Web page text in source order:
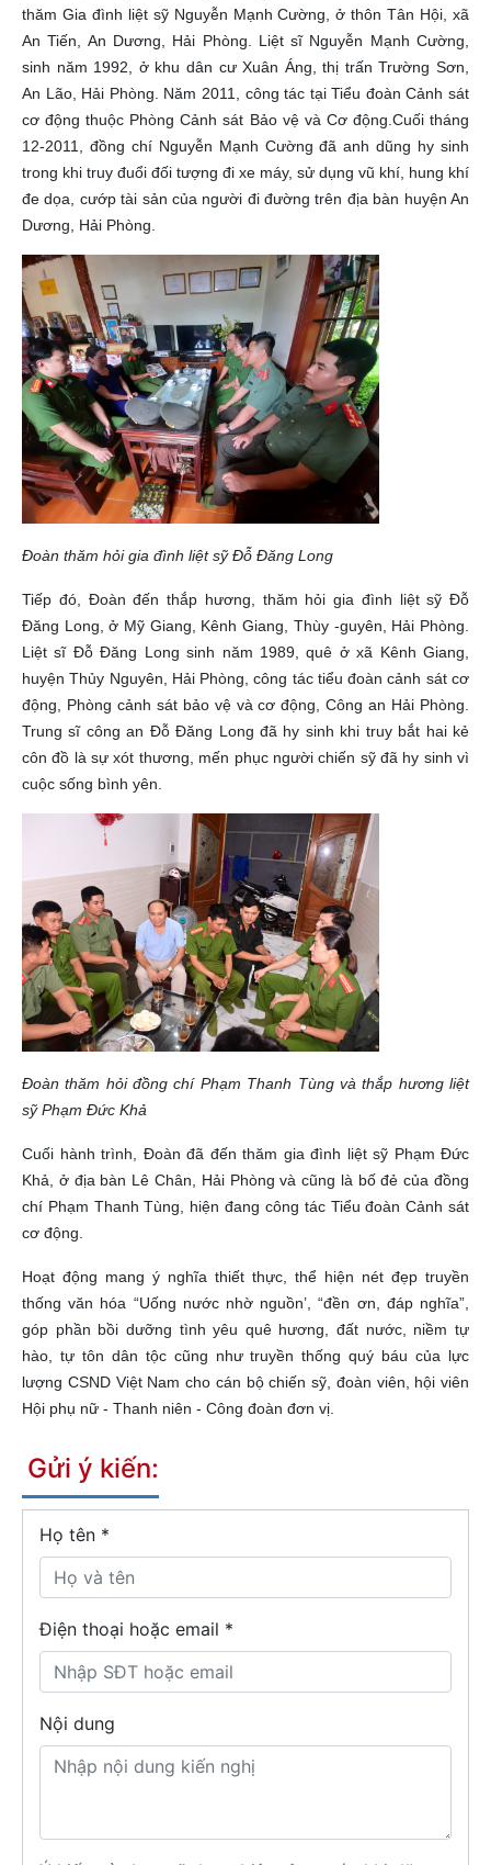
thăm Gia đình liệt sỹ Nguyễn Mạnh Cường, ở thôn Tân Hội, xã
An Tiến, An Dương, Hải Phòng. Liệt sĩ Nguyễn Mạnh Cường,
sinh năm 1992, ở khu dân cư Xuân Áng, thị trấn Trường Sơn,
An Lão, Hải Phòng. Năm 2011, công tác tại Tiểu đoàn Cảnh sát
cơ động thuộc Phòng Cảnh sát Bảo vệ và Cơ động.Cuối tháng
12-2011, đồng chí Nguyễn Mạnh Cường đã anh dũng hy sinh
trong khi truy đuổi đối tượng đi xe máy, sử dụng vũ khí, hung khí
đe dọa, cướp tài sản của người đi đường trên địa bàn huyện An
Dương, Hải Phòng.
Đoàn thăm hỏi gia đình liệt sỹ Đỗ Đăng Long
Tiếp đó, Đoàn đến thắp hương, thăm hỏi gia đình liệt sỹ Đỗ
Đăng Long, ở Mỹ Giang, Kênh Giang, Thùy -guyên, Hải Phòng.
Liệt sĩ Đỗ Đăng Long sinh năm 1989, quê ở xã Kênh Giang,
huyện Thủy Nguyên, Hải Phòng, công tác tiểu đoàn cảnh sát cơ
động, Phòng cảnh sát bảo vệ và cơ động, Công an Hải Phòng.
Trung sĩ công an Đỗ Đăng Long đã hy sinh khi truy bắt hai kẻ
côn đồ là sự xót thương, mến phục người chiến sỹ đã hy sinh vì
cuộc sống bình yên.
Đoàn thăm hỏi đồng chí Phạm Thanh Tùng và thắp hương liệt
sỹ Phạm Đức Khả
Cuối hành trình, Đoàn đã đến thăm gia đình liệt sỹ Phạm Đức
Khả, ở địa bàn Lê Chân, Hải Phòng và cũng là bố đẻ của đồng
chí Phạm Thanh Tùng, hiện đang công tác Tiểu đoàn Cảnh sát
cơ động.
Hoạt động mang ý nghĩa thiết thực, thể hiện nét đẹp truyền
thống văn hóa “Uống nước nhờ nguồn’, “đền ơn, đáp nghĩa”,
góp phần bồi dưỡng tình yêu quê hương, đất nước, niềm tự
hào, tự tôn dân tộc cũng như truyền thống quý báu của lực
lượng CSND Việt Nam cho cán bộ chiến sỹ, đoàn viên, hội viên
Hội phụ nữ - Thanh niên - Công đoàn đơn vị.
Gửi ý kiến:
Họ tên *
Điện thoại hoặc email *
Nội dung